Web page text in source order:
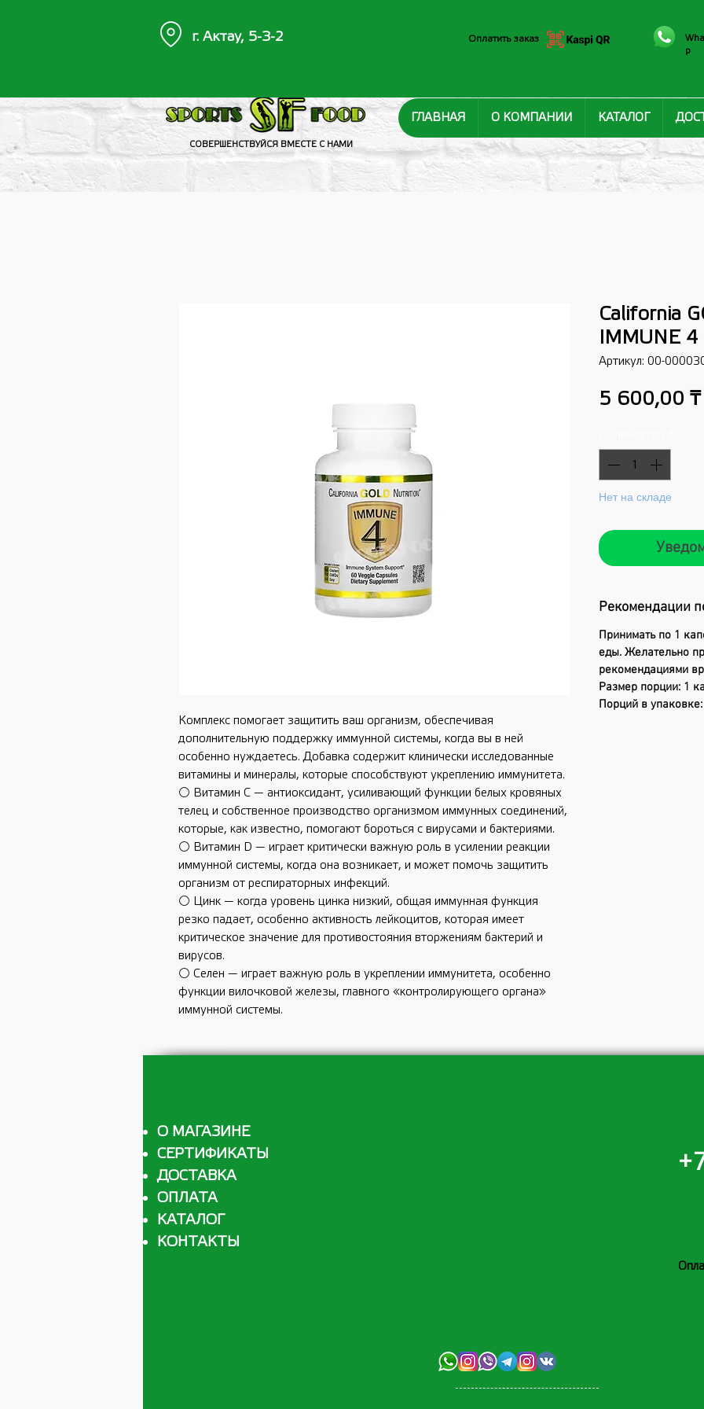
СОВЕРШЕНСТВУЙСЯ ВМЕСТЕ С НАМИ
ГЛАВНАЯ О КОМПАНИИ КАТАЛОГ
г. Актау, 5-3-2 Оплатить заказ
p
Комплекс помогает защитить ваш организм, обеспечивая
дополнительную поддержку иммунной системы, когда вы в ней
особенно нуждаетесь. Добавка содержит клинически исследованные
витамины и минералы, которые способствуют укреплению иммунитета.
⚪ Витамин C — антиоксидант, усиливающий функции белых кровяных
телец и собственное производство организмом иммунных соединений,
которые, как известно, помогают бороться с вирусами и бактериями.
⚪ Витамин D — играет критически важную роль в усилении реакции
иммунной системы, когда она возникает, и может помочь защитить
организм от респираторных инфекций.
⚪ Цинк — когда уровень цинка низкий, общая иммунная функция
резко падает, особенно активность лейкоцитов, которая имеет
критическое значение для противостояния вторжениям бактерий и
вирусов.
⚪ Селен — играет важную роль в укреплении иммунитета, особенно
функции вилочковой железы, главного «контролирующего органа»
иммунной системы.
California
IMMUNE 4
Артикул: 00-
5 600,00 ₸
Нет на складе
Рекомендации
Принимать по 1
еды. Желательно
рекомендациями
Размер порции: 1
Порций в
О МАГАЗИНЕ
СЕРТИФИКАТЫ
ДОСТАВКА
ОПЛАТА
КАТАЛОГ
КОНТАКТЫ